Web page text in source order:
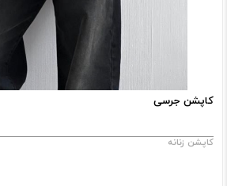
کاپشن جرسی
کاپشن زنانه